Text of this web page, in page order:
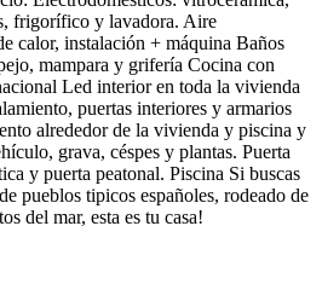
frigorí­fico y lavadora. Aire
calor, instalación + máquina Baños
mampara y griferí­a Cocina con
Led interior en toda la vivienda
puertas interiores y armarios
alrededor de la vivienda y piscina y
grava, céspes y plantas. Puerta
y puerta peatonal. Piscina Si buscas
pueblos tipicos españoles, rodeado de
del mar, esta es tu casa!